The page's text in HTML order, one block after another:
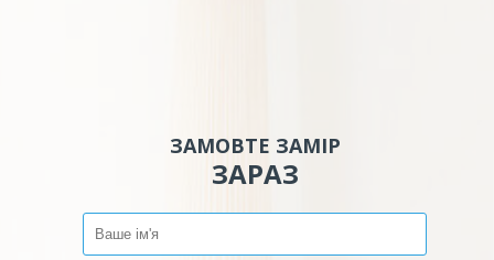
ЗАМОВТЕ ЗАМІР
ЗАРАЗ